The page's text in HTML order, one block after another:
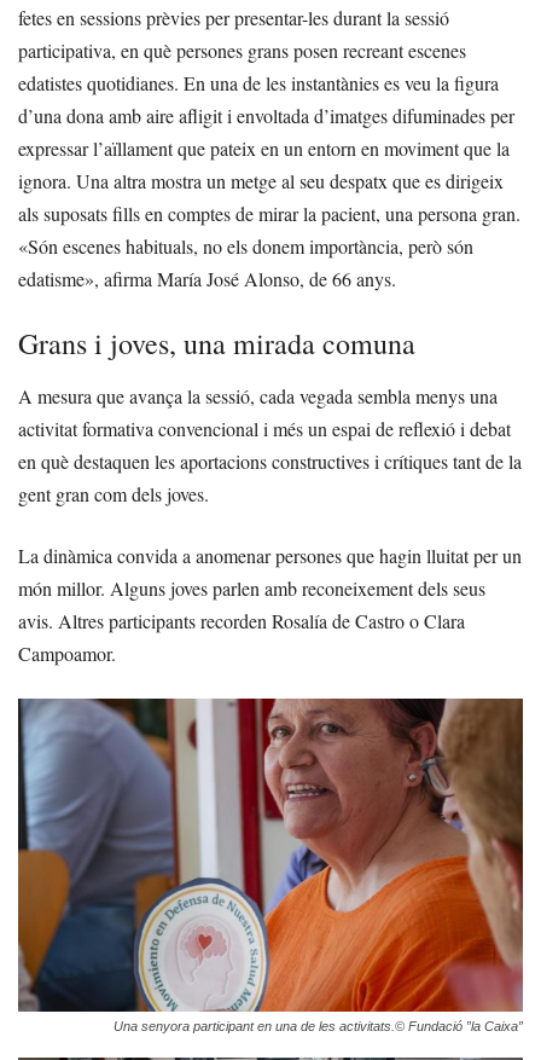
fetes en sessions prèvies per presentar-les durant la sessió
participativa, en què persones grans posen recreant escenes
edatistes quotidianes. En una de les instantànies es veu la figura
d’una dona amb aire afligit i envoltada d’imatges difuminades per
expressar l’aïllament que pateix en un entorn en moviment que la
ignora. Una altra mostra un metge al seu despatx que es dirigeix
als suposats fills en comptes de mirar la pacient, una persona gran.
«Són escenes habituals, no els donem importància, però són
edatisme», afirma María José Alonso, de 66 anys.
Grans i joves, una mirada comuna
A mesura que avança la sessió, cada vegada sembla menys una
activitat formativa convencional i més un espai de reflexió i debat
en què destaquen les aportacions constructives i crítiques tant de la
gent gran com dels joves.
La dinàmica convida a anomenar persones que hagin lluitat per un
món millor. Alguns joves parlen amb reconeixement dels seus
avis. Altres participants recorden Rosalía de Castro o Clara
Campoamor.
Una senyora participant en una de les activitats.© Fundació ”la Caixa”